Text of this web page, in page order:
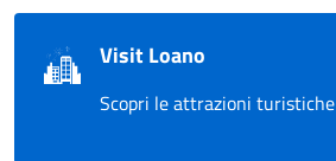
Visit Loano
Scopri le attrazioni